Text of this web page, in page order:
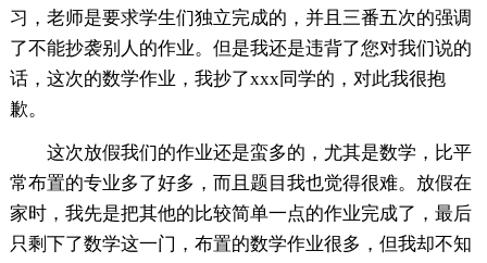
习，老师是要求学生们独立完成的，并且三番五次的强调
了不能抄袭别人的作业。但是我还是违背了您对我们说的
话，这次的数学作业，我抄了xxx同学的，对此我很抱
歉。
这次放假我们的作业还是蛮多的，尤其是数学，比平
常布置的专业多了好多，而且题目我也觉得很难。放假在
家时，我先是把其他的比较简单一点的作业完成了，最后
只剩下了数学这一门，布置的数学作业很多，但我却不知